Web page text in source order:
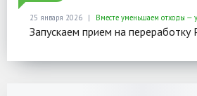
25 января 2026 Вместе уменьшаем отходы —
Запускаем прием на